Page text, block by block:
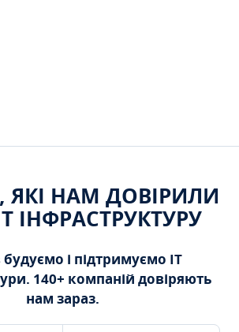
ЯКІ НАМ ДОВІРИЛИ
ІНФРАСТРУКТУРУ
будуємо і підтримуємо ІТ
140+ компаній довіряють
нам зараз.